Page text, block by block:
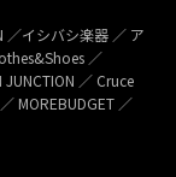
／イシバシ楽器 ／ ア
／
JUNCTION ／ Cruce
MOREBUDGET ／